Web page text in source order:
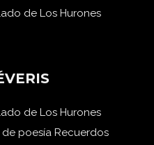
de Los Hurones
de Los Hurones
poesía Recuerdos